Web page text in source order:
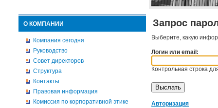
О КОМПАНИИ
Компания сегодня
Руководство
Совет директоров
Структура
Контакты
Правовая информация
Комиссия по корпоративной этике
Запрос
Выберите, какую
Логин или email:
Контрольная строка
Авторизация